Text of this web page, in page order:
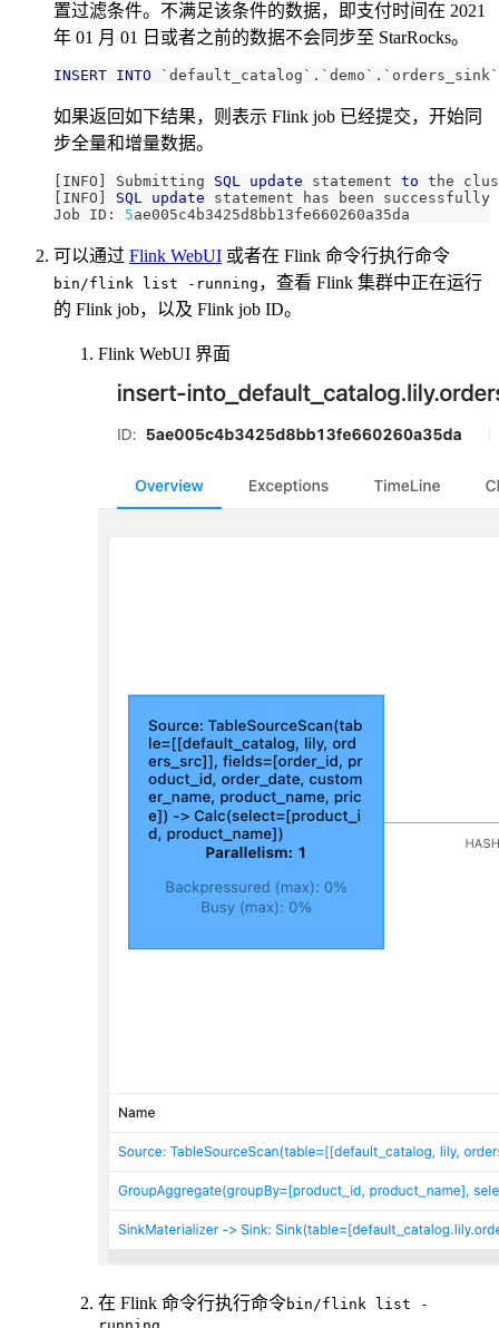
置过滤条件。不满足该条件的数据，即支付时间在 2021
年 01 月 01 日或者之前的数据不会同步至 StarRocks。
INSERT INTO ` default_catalog ` . ` demo ` . ` orders_sink`
如果返回如下结果，则表示 Flink job 已经提交，开始同
步全量和增量数据。
INFO Submitting SQL update statement to the
INFO SQL update statement has been
Job ID: 5ae005c4b3425d8bb13fe660260a35da
可以通过 Flink WebUI 或者在 Flink 命令行执行命令
bin/flink list -running ，查看 Flink 集群中正在运行
的 Flink job，以及 Flink job ID。
Flink WebUI 界面
在 Flink 命令行执行命令bin/flink list -